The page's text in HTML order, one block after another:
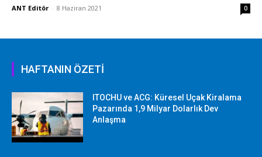
ANT Editör - 8 Haziran 2021 0
HAFTANIN ÖZETİ
ITOCHU ve ACG: Küresel Uçak Kiralama
Pazarında 1,9 Milyar Dolarlık Dev
Anlaşma